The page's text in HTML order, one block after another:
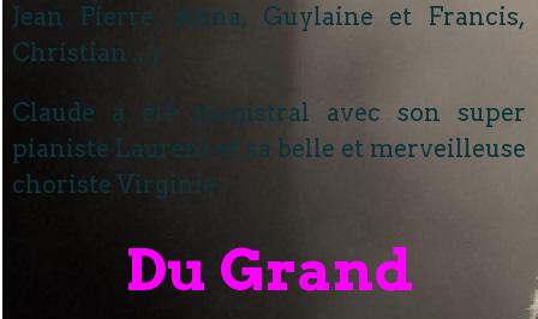
Jean Pierre, Anna, Guylaine et Francis,
Christian ...)
Claude a été magistral avec son super
pianiste Laurent et sa belle et merveilleuse
choriste Virginie...
Du Grand